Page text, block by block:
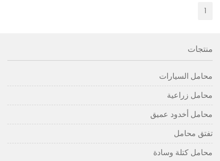
1
منتجات
محامل السيارات
محامل زراعية
محامل أخدود عميق
تفتق محامل
محامل كتلة وسادة